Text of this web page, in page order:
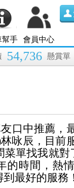
幫手 會員中心
54,736 懸賞單
口中推薦，
咏辰，目前
菜單找我就對
的時間，熱
最好的服務